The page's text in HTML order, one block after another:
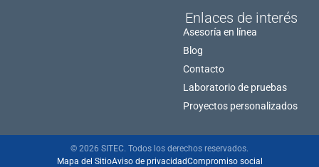
Enlaces de interés
Asesoría en línea
Blog
Contacto
Laboratorio de pruebas
Proyectos personalizados
© 2026 SITEC. Todos los derechos reservados.
Mapa del SitioAviso de privacidadCompromiso social